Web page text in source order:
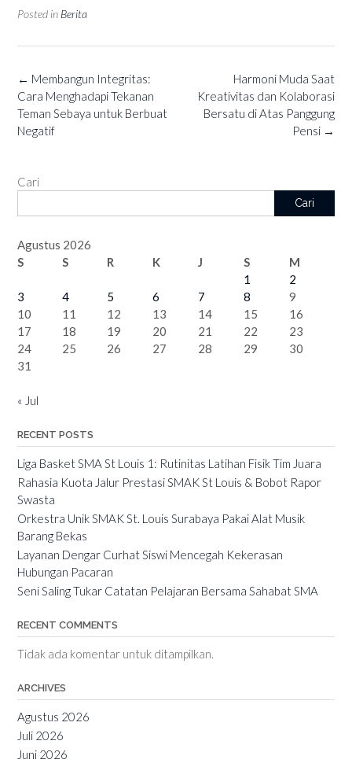
Posted in Berita
Post
navigation
Harmoni Muda Saat
Kreativitas dan Kolaborasi
Bersatu di Atas Panggung
Pensi →
← Membangun Integritas:
Cara Menghadapi Tekanan
Teman Sebaya untuk Berbuat
Negatif
Cari
Cari
Agustus 2026
S
S R K J S
M
1
2
3
4 5 6 7 8
9
10
11 12 13 14 15
16
17
18 19 20 21 22
23
24
25 26 27 28 29
30
31
« Jul
RECENT POSTS
Liga Basket SMA St Louis 1: Rutinitas Latihan Fisik Tim Juara
Rahasia Kuota Jalur Prestasi SMAK St Louis & Bobot Rapor
Swasta
Orkestra Unik SMAK St. Louis Surabaya Pakai Alat Musik
Barang Bekas
Layanan Dengar Curhat Siswi Mencegah Kekerasan
Hubungan Pacaran
Seni Saling Tukar Catatan Pelajaran Bersama Sahabat SMA
RECENT COMMENTS
Tidak ada komentar untuk ditampilkan.
ARCHIVES
Agustus 2026
Juli 2026
Juni 2026